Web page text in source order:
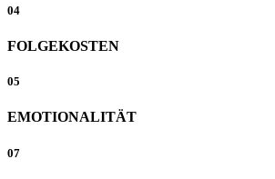
04
FOLGEKOSTEN
05
EMOTIONALITÄT
07